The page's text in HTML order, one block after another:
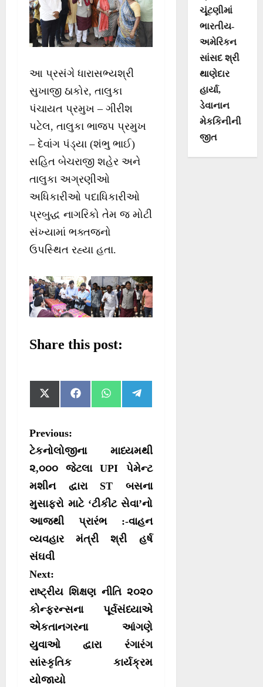
આ પ્રસંગે ધારાસભ્યશ્રી
સુખાજી ઠાકોર, તાલુકા
પંચાયત પ્રમુખ – ગીરીશ
પટેલ, તાલુકા ભાજપ પ્રમુખ
– દેવાંગ પંડ્યા (શંભુ ભાઈ)
સહિત બેચરાજી શહેર અને
તાલુકા અગ્રણીઓ
અધિકારીઓ પદાધિકારીઓ
પ્રબુદ્ધ નાગરિકો તેમ જ મોટી
સંખ્યામાં ભક્તજનો
ઉપસ્થિત રહ્યા હતા.
Share this post:
e
o
n
i
t
t
e
)
o
n
o
o
k
o
n
A
p
p
o
n
r
a
m
P
o
s
t
n
a
v
i
g
a
t
i
o
Previous:
ટેકનોલોજીના માધ્યમથી
૨,૦૦૦ જેટલા UPI પેમેન્ટ
મશીન દ્વારા ST બસના
મુસાફરો માટે ‘ટીકીટ સેવા’નો
આજથી પ્રારંભ :-વાહન
વ્યવહાર મંત્રી શ્રી હર્ષ
સંઘવી
Next:
રાષ્ટ્રીય શિક્ષણ નીતિ ૨૦૨૦
કોન્ફરન્સના પૂર્વસંધ્યાએ
એકતાનગરના આંગણે
યુવાઓ દ્વારા રંગારંગ
સાંસ્કૃતિક કાર્યક્રમ
યોજાયો
ચૂંટણીમાં
ભારતીય-
અમેરિકન
સાંસદ શ્રી
થાણેદાર
હાર્યા,
ડેવાનાન
મેકકિનીની
જીત